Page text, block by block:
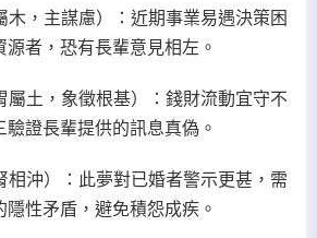
木，主謀慮）：近期事業易遇決策困
者，恐有長輩意見相左。
屬土，象徵根基）：錢財流動宜守不
證長輩提供的訊息真偽。
相沖）：此夢對已婚者警示更甚，需
性矛盾，避免積怨成疾。